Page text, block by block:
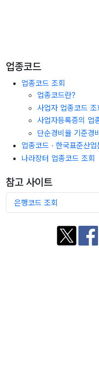
업종코드
업종코드 조회
업종코드란?
사업자 업종코드 조
사업자등록증의 업
단순경비율 기준경
업종코드 · 한국표준산
나라장터 업종코드 조회
참고 사이트
은행코드 조회